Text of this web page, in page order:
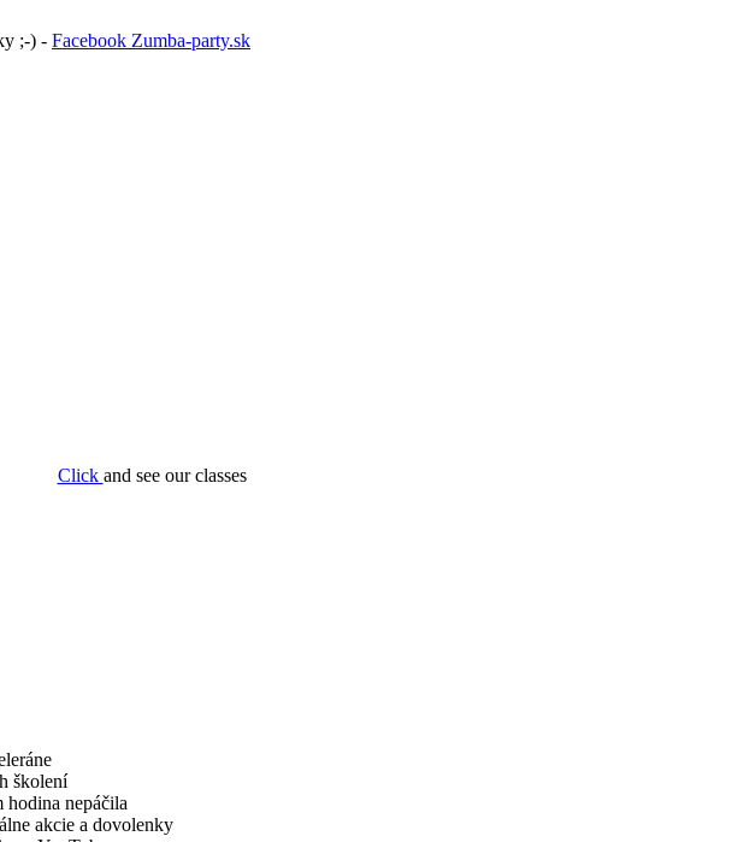
;-) - Facebook Zumba-party.sk
Click and see our classes
školení
hodina nepáčila
akcie a dovolenky